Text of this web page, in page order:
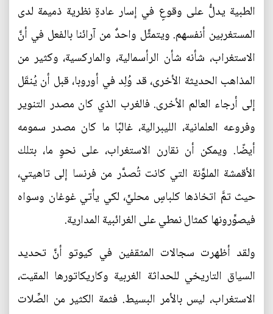
الطبية يدلُّ على وقوعٍ في إسار عادةٍ نظرية ذميمة لدى
المستغربين أنفسهم. ويتمثَّل واحدٌ من آرائنا بالفعل في أنَّ
الاستغراب، شأنه شأن الرأسمالية، والماركسية، وكثير من
المذاهب الحديثة الأخرى، قد وُلِد في أوروبا، قبل أن يُنقَل
إلى أرجاء العالم الأخرى. فالغرب الذي كان مصدر التنوير
وفروعه العلمانية، الليبرالية، غالبًا ما كان مصدر سمومه
أيضًا. ويمكن أن نقارن الاستغراب، على نحوٍ ما، بتلك
الأقمشة الملوَّنة التي كانت تُصدَّر من فرنسا إلى تاهيتي،
حيث تمَّ اتخاذها كلباسٍ محليٍّ، لكي يأتي غوغان وسواه
فيصوِّرونها كمثال نمطي على الغرائبية المدارية.
ولقد أظهرت سجالات المثقفين في كيوتو أنَّ تحديد
السياق التاريخي للحداثة الغربية وكاريكاتورها المقيت،
الاستغراب، ليس بالأمر البسيط. فثمة الكثير من الصِّلات